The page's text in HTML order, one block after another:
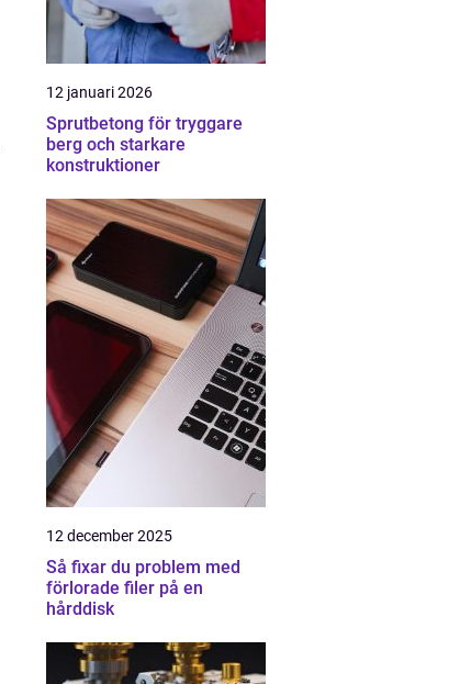
12 januari 2026
Sprutbetong för tryggare
berg och starkare
konstruktioner
12 december 2025
Så fixar du problem med
förlorade filer på en
hårddisk